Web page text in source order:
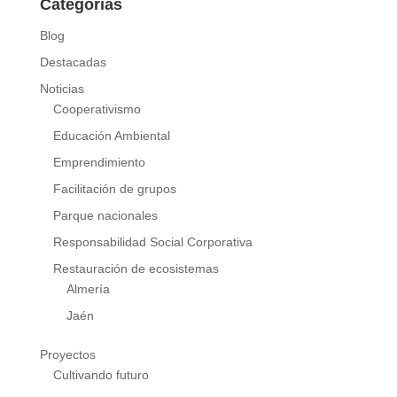
Categorías
Blog
Destacadas
Noticias
Cooperativismo
Educación Ambiental
Emprendimiento
Facilitación de grupos
Parque nacionales
Responsabilidad Social Corporativa
Restauración de ecosistemas
Almería
Jaén
Proyectos
Cultivando futuro